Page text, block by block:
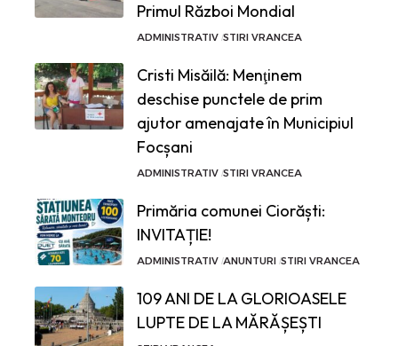
Primul Război Mondial
ADMINISTRATIV STIRI VRANCEA
Cristi Misăilă: Menţinem
deschise punctele de prim
ajutor amenajate în Municipiul
Focșani
ADMINISTRATIV STIRI VRANCEA
Primăria comunei Ciorăști:
INVITAȚIE!
ADMINISTRATIV ANUNTURI STIRI VRANCEA
109 ANI DE LA GLORIOASELE
LUPTE DE LA MĂRĂȘEȘTI